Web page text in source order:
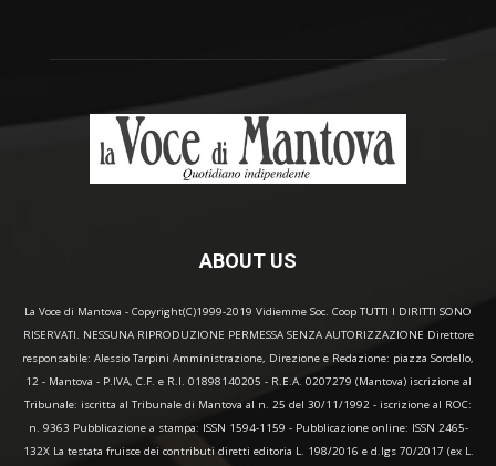
ABOUT US
La Voce di Mantova - Copyright(C)1999-2019 Vidiemme Soc. Coop TUTTI I DIRITTI SONO
RISERVATI. NESSUNA RIPRODUZIONE PERMESSA SENZA AUTORIZZAZIONE Direttore
responsabile: Alessio Tarpini Amministrazione, Direzione e Redazione: piazza Sordello,
12 - Mantova - P.IVA, C.F. e R.I. 01898140205 - R.E.A. 0207279 (Mantova) iscrizione al
Tribunale: iscritta al Tribunale di Mantova al n. 25 del 30/11/1992 - iscrizione al ROC:
n. 9363 Pubblicazione a stampa: ISSN 1594-1159 - Pubblicazione online: ISSN 2465-
132X La testata fruisce dei contributi diretti editoria L. 198/2016 e d.lgs 70/2017 (ex L.